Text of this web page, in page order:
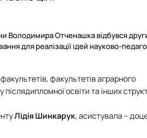
у навчальній, науковій, виробничій
Подій
подійнаукових досліджень аспірантів
Володимира Отченашка відбувся
для реалізації ідей науково-
факультетів аграрного
освіти та інших
Лідія Шинкарук, асистувала –